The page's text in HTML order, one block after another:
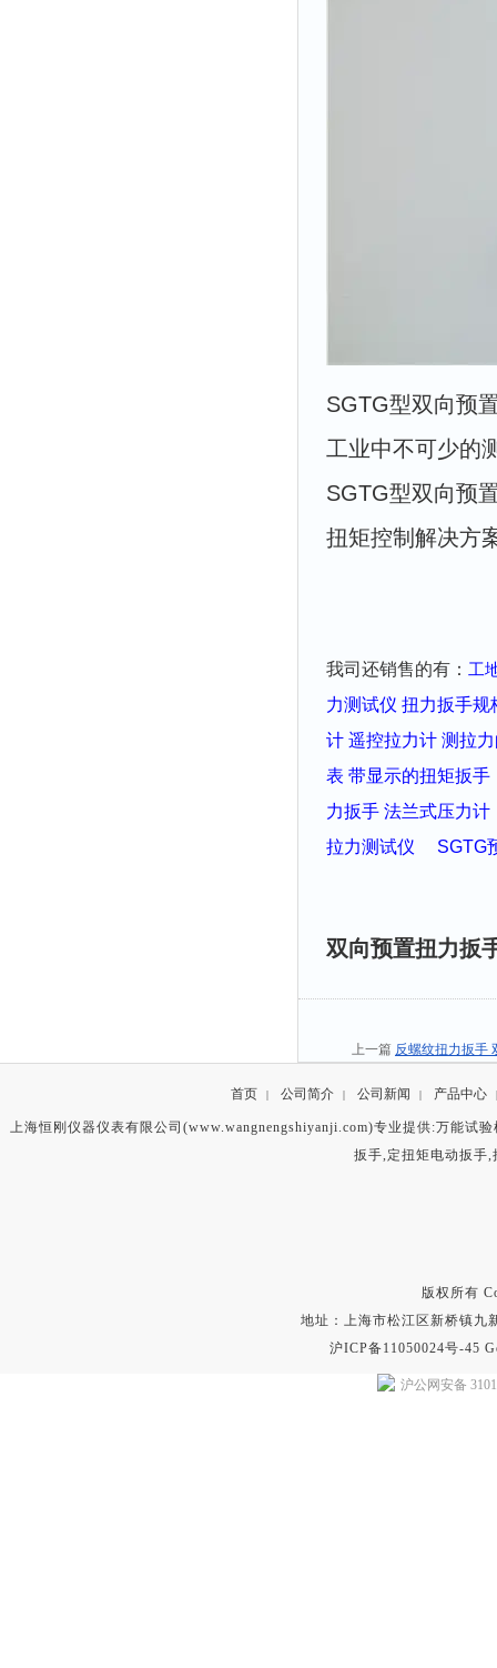
SGTG型双向预
工业中不可少的
SGTG型双向预
扭矩控制解决方
我司还销售的有： 工
力测试仪 扭力扳手规
计 遥控拉力计 测拉
表 带显示的扭矩扳
力扳手 法兰式压力计
拉力测试仪
SGTG
双向预置扭力扳
上一篇 反螺纹扭力扳手
首页 | 公司简介 | 公司新闻 | 产品中心 |
上海恒刚仪器仪表有限公司(www.wangnengshiyanji.com)专业提供:万能试验
扳手, 定扭矩电动扳手,
版权所有
地址：上海市松江区新桥镇九
沪ICP备11050024号-45
沪公网安备